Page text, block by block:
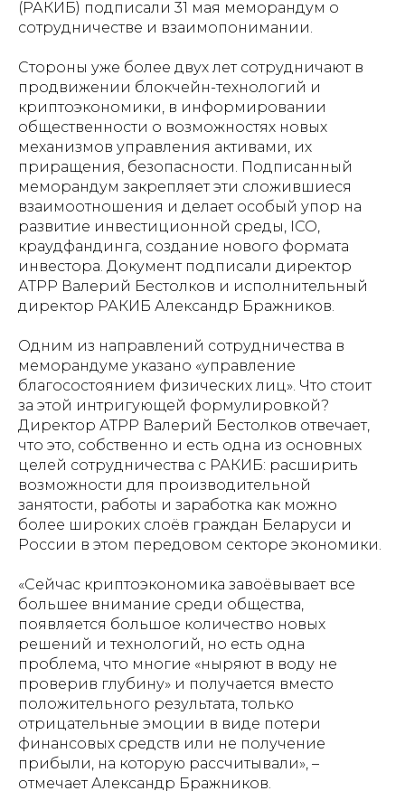
(РАКИБ) подписали 31 мая меморандум о
сотрудничестве и взаимопонимании.
Стороны уже более двух лет сотрудничают в
продвижении блокчейн-технологий и
криптоэкономики, в информировании
общественности о возможностях новых
механизмов управления активами, их
приращения, безопасности. Подписанный
меморандум закрепляет эти сложившиеся
взаимоотношения и делает особый упор на
развитие инвестиционной среды, ICO,
краудфандинга, создание нового формата
инвестора. Документ подписали директор
АТРР Валерий Бестолков и исполнительный
директор РАКИБ Александр Бражников.
Одним из направлений сотрудничества в
меморандуме указано «управление
благосостоянием физических лиц». Что стоит
за этой интригующей формулировкой?
Директор АТРР Валерий Бестолков отвечает,
что это, собственно и есть одна из основных
целей сотрудничества с РАКИБ: расширить
возможности для производительной
занятости, работы и заработка как можно
более широких слоёв граждан Беларуси и
России в этом передовом секторе экономики.
«Сейчас криптоэкономика завоёвывает все
большее внимание среди общества,
появляется большое количество новых
решений и технологий, но есть одна
проблема, что многие «ныряют в воду не
проверив глубину» и получается вместо
положительного результата, только
отрицательные эмоции в виде потери
финансовых средств или не получение
прибыли, на которую рассчитывали», –
отмечает Александр Бражников.